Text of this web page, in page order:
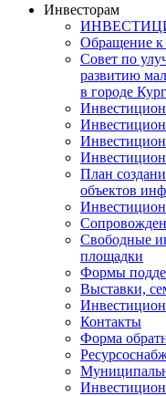
Инвесторам
Обращение к
Совет по
развитию
в городе
План
объектов
Свободные
площадки
Формы
Выставки,
Контакты
Форма